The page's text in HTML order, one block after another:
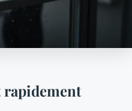
rapidement